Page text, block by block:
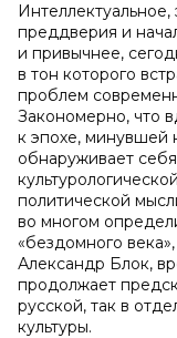
преддверия и
и привычнее,
в тон которого
проблем
Закономерно, что
к эпохе, минувшей
обнаруживает
политической
во многом
«бездомного
Александр Блок,
продолжает
русской, так в
культуры.